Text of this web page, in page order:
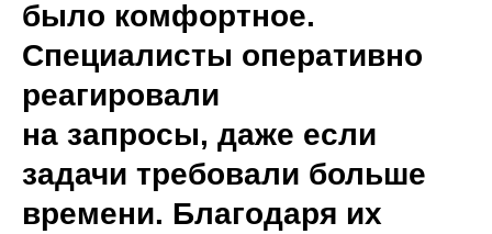
было комфортное.
Специалисты оперативно
реагировали
на запросы, даже если
задачи требовали больше
времени. Благодаря их